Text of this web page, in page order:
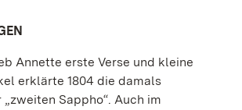
Annette erste Verse und kleine
erklärte 1804 die damals
Sappho“. Auch im